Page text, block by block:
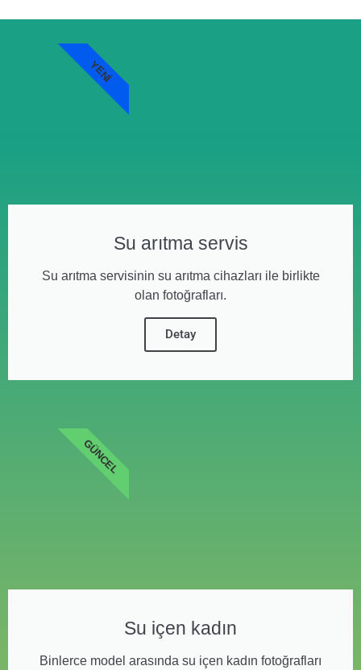
Su arıtma servis
Su arıtma servisinin su arıtma cihazları ile birlikte
olan fotoğrafları.
Detay
YENI
Su içen kadın
Binlerce model arasında su içen kadın fotoğrafları
GÜNCEL